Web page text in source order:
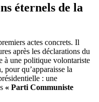
éternels de la
actes concrets. Il
après les déclarations du
à une politique volontariste
qu’apparaisse la
: une
« Parti Communiste